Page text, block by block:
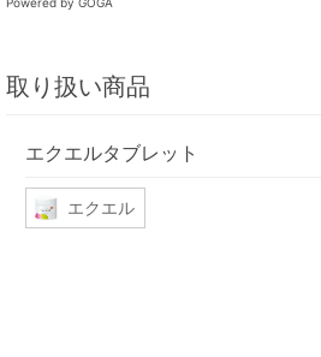
取り扱い商品
エクエルタブレット
エクエル